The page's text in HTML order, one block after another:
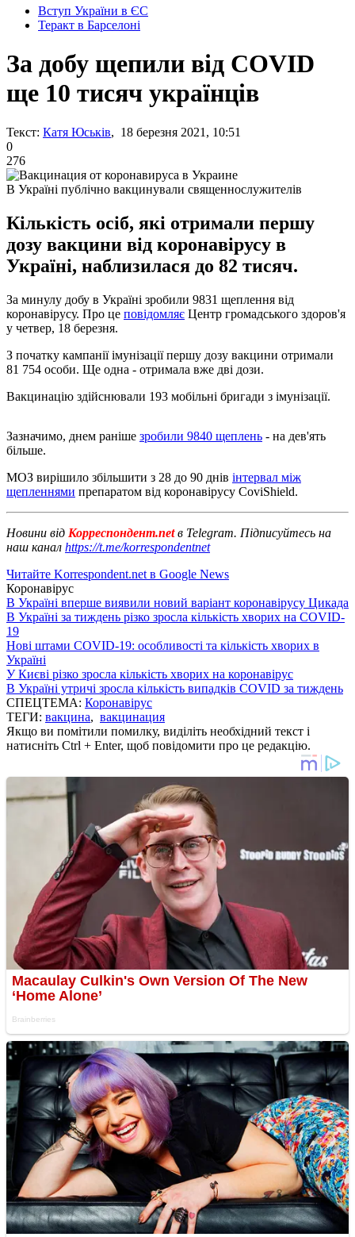
Вступ України в ЄС
Теракт в Барселоні
За добу щепили від COVID
ще 10 тисяч українців
Текст: Катя Юськів, 18 березня 2021, 10:51
0
276
В Україні публічно вакцинували священнослужителів
Кількість осіб, які отримали першу
дозу вакцини від коронавірусу в
Україні, наблизилася до 82 тисяч.
За минулу добу в Україні зробили 9831 щеплення від
коронавірусу. Про це повідомляє Центр громадського здоров'я
у четвер, 18 березня.
З початку кампанії імунізації першу дозу вакцини отримали
81 754 особи. Ще одна - отримала вже дві дози.
Вакцинацію здійснювали 193 мобільні бригади з імунізації.
Зазначимо, днем ​​раніше зробили 9840 щеплень - на дев'ять
більше.
МОЗ вирішило збільшити з 28 до 90 днів інтервал між
щепленнями препаратом від коронавірусу CoviShield.
Новини від Корреспондент.netв Telegram. Підписуйтесь на
наш канал https://t.me/korrespondentnet
Читайте Korrespondent.net в Google News
Коронавірус
В Україні вперше виявили новий варіант коронавірусу Цикада
В Україні за тиждень різко зросла кількість хворих на COVID-
19
Нові штами COVID-19: особливості та кількість хворих в
Україні
У Києві різко зросла кількість хворих на коронавірус
В Україні утричі зросла кількість випадків COVID за тиждень
СПЕЦТЕМА: Коронавірус
ТЕГИ: вакцина, вакцинация
Якщо ви помітили помилку, виділіть необхідний текст і
натисніть Ctrl + Enter, щоб повідомити про це редакцію.